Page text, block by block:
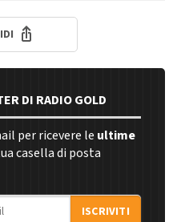
DI RADIO GOLD
per ricevere le ultime
casella di posta
ISCRIVITI